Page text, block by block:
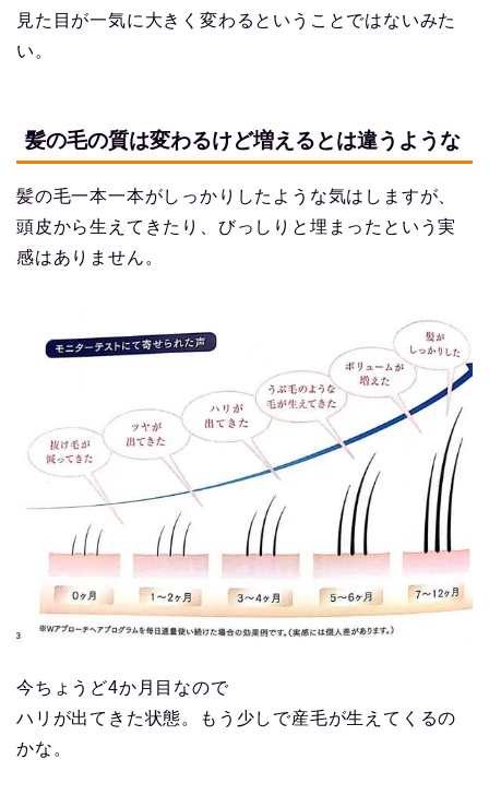
見た目が一気に大きく変わるということではないみた
い。
髪の毛の質は変わるけど増えるとは違うような
髪の毛一本一本がしっかりしたような気はしますが、
頭皮から生えてきたり、びっしりと埋まったという実
感はありません。
今ちょうど4か月目なので
ハリが出てきた状態。もう少しで産毛が生えてくるの
かな。